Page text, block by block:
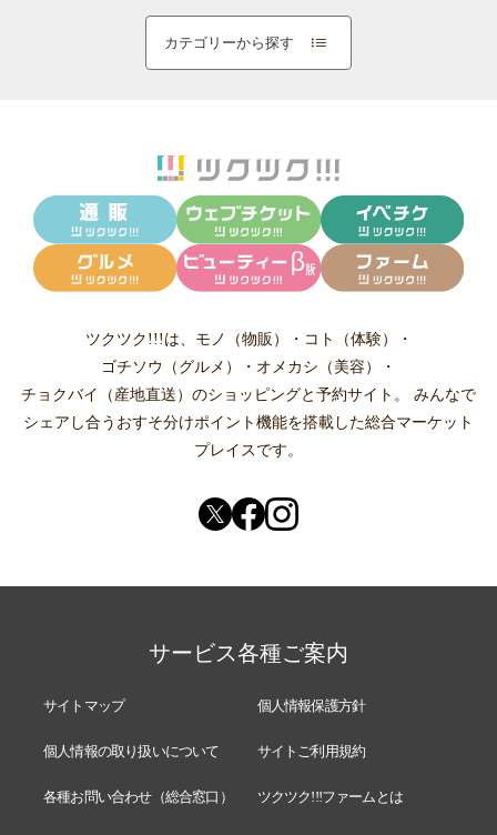
カテゴリーから探す
ツクツク!!!は、 モノ（物販） ・ コト（体験）
・
ゴチソウ（グルメ）
・ オメカシ（美容）
・
チョクバイ（産地直送） のショッピングと予約サイト。
みんなで
シェアし合う おすそ分けポイント機能を搭載した総合マーケット
プレイスです。
サービス各種ご案内
サイトマップ 個人情報保護方針
個人情報の取り扱いについて サイトご利用規約
各種お問い合わせ（総合窓口） ツクツク!!!ファームとは